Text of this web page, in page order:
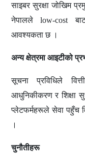
साइबर सुरक्षा जोखिम
नेपालले low-cost
आवश्यकता छ ।
अन्य क्षेत्रमाआइटीको
सूचना प्रविधिले
आधुनिकीकरण र शिक्षा
प्लेटफर्महरूले सेवा पहुँच
।
चुनौतीहरू